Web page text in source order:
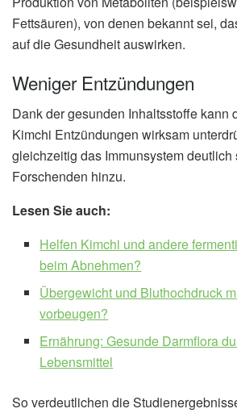
Fettsäuren), von denen bekannt sei,
auf die Gesundheit auswirken.
Weniger Entzündungen
Dank der gesunden Inhaltsstoffe kann
Kimchi Entzündungen wirksam
gleichzeitig das Immunsystem deutlich
Forschenden hinzu.
Lesen Sie auch:
Helfen Kimchi und andere
beim Abnehmen?
Übergewicht und Bluthochdruck
vorbeugen?
Ernährung: Gesunde Darmflora
Lebensmittel
So verdeutlichen die